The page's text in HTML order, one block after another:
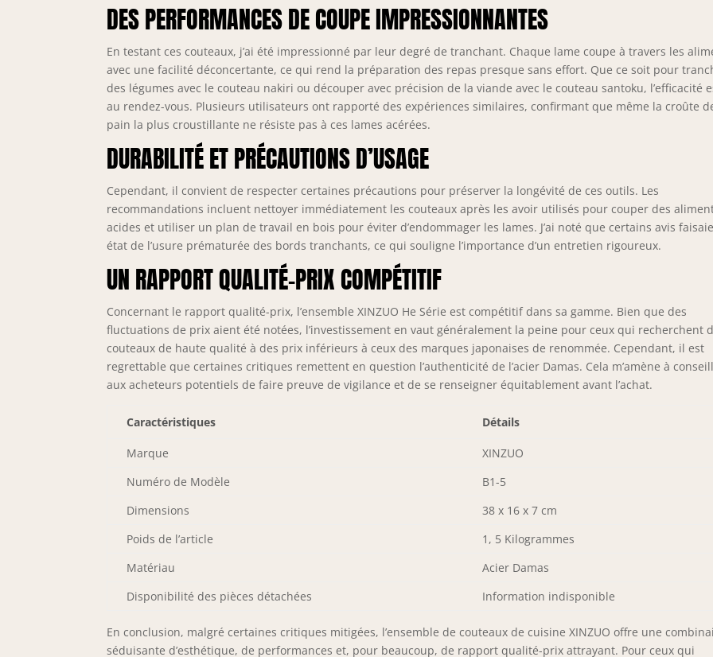
Recherche de la Perfection】Nos artisans utilisent les procédures
opérationnelles les plus strictes pour fabriquer chaque couteau avec
soin, dans le cadre d'un cycle de fabrication de 65 jours. Des tests
rigoureux permettent de s'assurer que les couteaux de cuisine sont
pondérés et équilibrés, ce qui se traduit par une parfaite
adéquation entre contrôle et durabilité qui ne vous fatiguera pas,
même après de longues heures d'utilisation. 【Marque XINZUO】 Le
couteau de cuisine XINZUO est un choix idéal pour les chefs
professionnels et les passionnés de cuisine, débutants. Livré avec
une belle boîte cadeau, adaptée aux cadeaux de vacances ainsi qu'à
un usage quotidien. Si vous n'êtes pas satisfait du produit pour
quelque raison que ce soit, veuillez contacter notre service client et
nous résoudrons votre problème dans les plus brefs délais.
DES PERFORMANCES DE COUPE IMPRESSIONNANTES
En testant ces couteaux, j’ai été impressionné par leur degré de tranchant. Chaque lame coupe à travers les
avec une facilité déconcertante, ce qui rend la préparation des repas presque sans effort. Que ce soit pour
des légumes avec le couteau nakiri ou découper avec précision de la viande avec le couteau santoku, l’efficacité
au rendez-vous. Plusieurs utilisateurs ont rapporté des expériences similaires, confirmant que même la croûte
pain la plus croustillante ne résiste pas à ces lames acérées.
DURABILITÉ ET PRÉCAUTIONS D’USAGE
Cependant, il convient de respecter certaines précautions pour préserver la longévité de ces outils. Les
recommandations incluent nettoyer immédiatement les couteaux après les avoir utilisés pour couper des
acides et utiliser un plan de travail en bois pour éviter d’endommager les lames. J’ai noté que certains avis
état de l’usure prématurée des bords tranchants, ce qui souligne l’importance d’un entretien rigoureux.
UN RAPPORT QUALITÉ-PRIX COMPÉTITIF
Concernant le rapport qualité-prix, l’ensemble XINZUO He Série est compétitif dans sa gamme. Bien que des
fluctuations de prix aient été notées, l’investissement en vaut généralement la peine pour ceux qui recherchent
couteaux de haute qualité à des prix inférieurs à ceux des marques japonaises de renommée. Cependant, il est
regrettable que certaines critiques remettent en question l’authenticité de l’acier Damas. Cela m’amène à
aux acheteurs potentiels de faire preuve de vigilance et de se renseigner équitablement avant l’achat.
Caractéristiques Détails
Marque
XINZUO
Numéro de Modèle
B1-5
Dimensions
38 x 16 x 7 cm
Poids de l’article
1, 5 Kilogrammes
Matériau
Acier Damas
Disponibilité des pièces détachées
Information indisponible
En conclusion, malgré certaines critiques mitigées, l’ensemble de couteaux de cuisine XINZUO offre une
séduisante d’esthétique, de performances et, pour beaucoup, de rapport qualité-prix attrayant. Pour ceux qui